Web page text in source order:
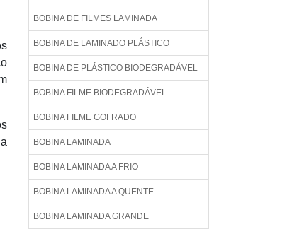
BOBINA DE FILMES LAMINADA
BOBINA DE LAMINADO PLÁSTICO
BOBINA DE PLÁSTICO BIODEGRADÁVEL
BOBINA FILME BIODEGRADÁVEL
BOBINA FILME GOFRADO
BOBINA LAMINADA
BOBINA LAMINADA A FRIO
BOBINA LAMINADA A QUENTE
BOBINA LAMINADA GRANDE